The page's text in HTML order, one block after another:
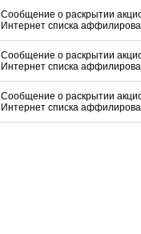
Сообщение о раскрытии
Интернет списка
Сообщение о раскрытии
Интернет списка
Сообщение о раскрытии
Интернет списка